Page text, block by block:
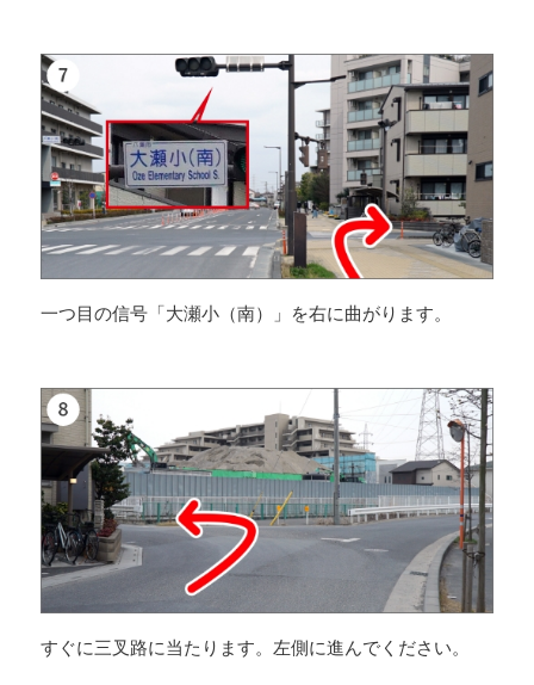
一つ目の信号「大瀬小（南）」を右に曲がります。
すぐに三叉路に当たります。左側に進んでください。